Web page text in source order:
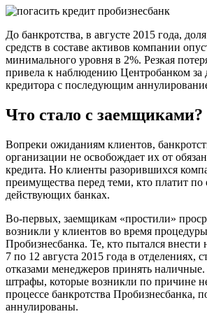
До банкротства, в августе 2015 года,
средств в составе активов компании
минимального уровня в 2%. Резкая
привела к наблюдению Центробанком за
кредитора с последующим
Что стало с заемщиками?
Вопреки ожиданиям клиентов,
организации не освобождает их от
кредита. Но клиенты разорившихся
преимущества перед теми, кто платит по
действующих банках.
Во-первых, заемщикам «простили»
возникли у клиентов во время
Пробизнесбанка. Те, кто пытался
7 по 12 августа 2015 года в отделениях,
отказами менеджеров принять
штрафы, которые возникли по причине
процессе банкротства Пробизнесбанка,
аннулированы.